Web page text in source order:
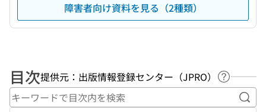
障害者向け資料を見る（2種類）
目次提供元：出版情報登録センター（JPRO）
ヘルプペ
キ